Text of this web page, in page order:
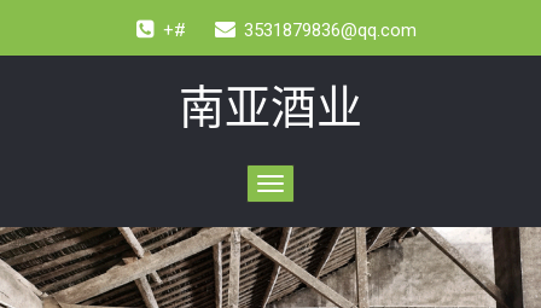
+# 3531879836@qq.com
南亚酒业
Toggle
navigation